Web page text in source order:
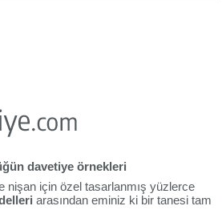
davetiye örnekleri
nişan için özel tasarlanmış yüzlerce
arasından eminiz ki bir tanesi tam